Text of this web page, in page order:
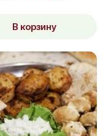
В корзину